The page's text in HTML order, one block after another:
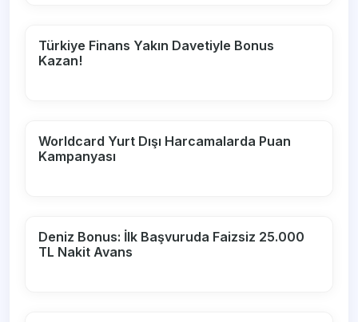
Türkiye Finans Yakın Davetiyle Bonus
Kazan!
Worldcard Yurt Dışı Harcamalarda Puan
Kampanyası
Deniz Bonus: İlk Başvuruda Faizsiz 25.000
TL Nakit Avans